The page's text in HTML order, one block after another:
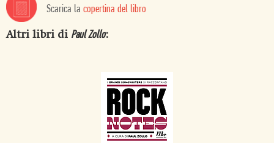
Scarica la copertina del libro
Altri libri di Paul Zollo: